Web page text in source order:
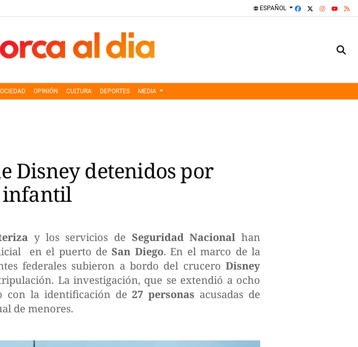
ESPAÑOL FACEBOOK
YOUTUBE
OPINIÓN CULTURA DEPORTES MEDIA
Disney detenidos por
infantil
y los servicios de Seguridad Nacional han
en el puerto deSan Diego. En el marco de la
federales subieron a bordo del cruceroDisney
La investigación, que se extendió a ocho
con la identificación de27 personas acusadas de
de menores.